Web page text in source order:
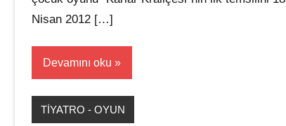
Nisan 2012 […]
Devamını oku
TİYATRO - OYUN